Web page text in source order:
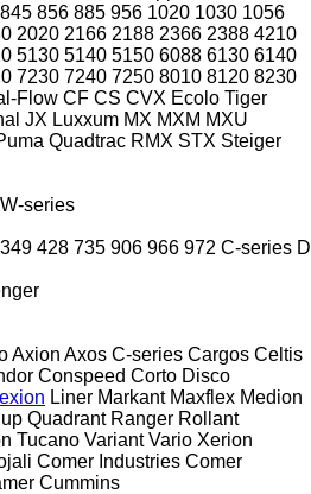
845 856 885 956 1020 1030 1056
2020 2166 2188 2366 2388 4210
5130 5140 5150 6088 6130 6140
7230 7240 7250 8010 8120 8230
Flow CF CS CVX Ecolo Tiger
JX Luxxum MX MXM MXU
Quadtrac RMX STX Steiger
W-series
349 428 735 906 966 972 C-series D
Axion Axos C-series Cargos Celtis
Conspeed Corto Disco
Liner Markant Maxflex Medion
Quadrant Ranger Rollant
Tucano Variant Vario Xerion
Comer Industries Comer
Cummins